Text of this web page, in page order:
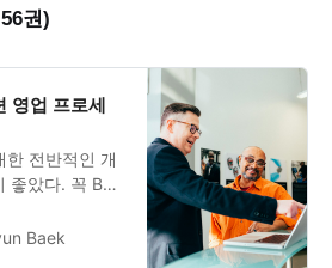
권)
영업 프로세
전반적인 개
좋았다. 꼭 B2B
* Action Plan:
Baek